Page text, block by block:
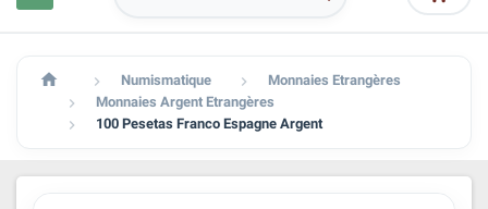
  Numismatique  Monnaies Etrangères
 Monnaies Argent Etrangères
 100 Pesetas Franco Espagne Argent